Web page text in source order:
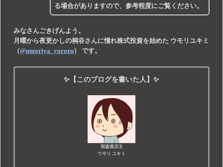
る場合がありますので、参考程度にご覧ください。
みなさんごきげんよう。
月曜から夜更かしの桐谷さんに憧れ株式投資を始めた ウモリユキミ
（@umoriya_yorozu） です。
✨【このブログを書いた人】✨
雨森屋店主
ウモリ ユキミ